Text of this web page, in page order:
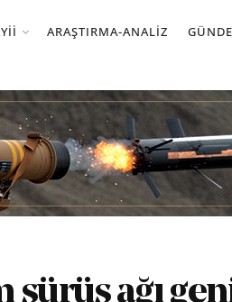
ARAŞTIRMA-ANALIZ
sürüş ağı